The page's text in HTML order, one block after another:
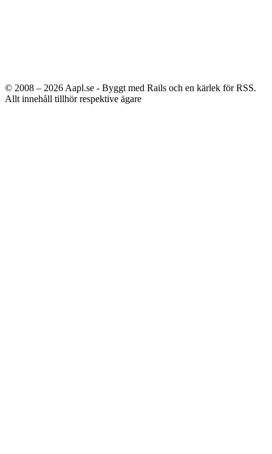
© 2008 – 2026 Aapl.se - Byggt med Rails och en kärlek för RSS.
Allt innehåll tillhör respektive ägare